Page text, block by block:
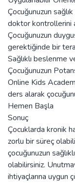
Çocuğunuzun
doktor kontrollerini
Çocuğunuzun
gerektiğinde bir
Sağlıklı beslenme
Çocuğunuzun
Online Kids
ders alarak
Hemen Başla
Sonuç
Çocuklarda kronik
zorlu bir süreç
çocuğunuzun
olabilirsiniz.
ihtiyaçlarına uygun